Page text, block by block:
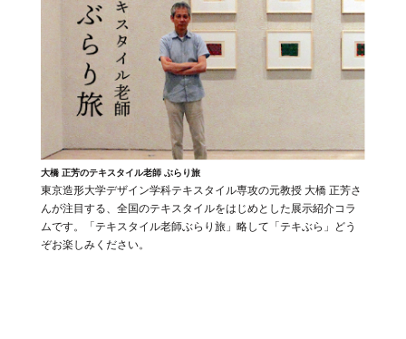
大橋 正芳のテキスタイル老師 ぶらり旅
東京造形大学デザイン学科テキスタイル専攻の元教授 大橋 正芳さ
んが注目する、全国のテキスタイルをはじめとした展示紹介コラ
ムです。「テキスタイル老師ぶらり旅」略して「テキぶら」どう
ぞお楽しみください。